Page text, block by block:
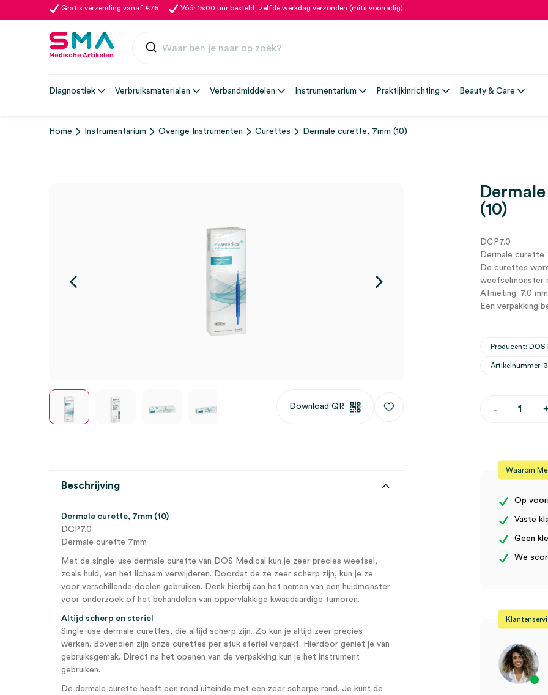
Gratis verzending vanaf €75 Vóór 15:00 uur besteld, zelfde werkdag verzonden (mits voorradig)
Diagnostiek Verbruiksmaterialen Verbandmiddelen Instrumentarium Praktijkinrichting Beauty & Care
Home Instrumentarium Overige Instrumenten Curettes Dermale curette, 7mm (10)
Download QR
(10)
DCP7.0
Dermale curette
De curettes
weefselmonster
Afmeting: 7.0
Een verpakking
Producent: DOS
Artikelnummer:
-Dermale
Beschrijving
Dermale curette, 7mm (10)
DCP7.0
Dermale curette 7mm
Met de single-use dermale curette van DOS Medical kun je zeer precies weefsel,
zoals huid, van het lichaam verwijderen. Doordat de ze zeer scherp zijn, kun je ze
voor verschillende doelen gebruiken. Denk hierbij aan het nemen van een huidmonster
voor onderzoek of het behandelen van oppervlakkige kwaadaardige tumoren.
Altijd scherp en steriel
Single-use dermale curettes, die altijd scherp zijn. Zo kun je altijd zeer precies
werken. Bovendien zijn onze curettes per stuk steriel verpakt. Hierdoor geniet je van
gebruiksgemak. Direct na het openen van de verpakking kun je het instrument
gebruiken.
De dermale curette heeft een rond uiteinde met een zeer scherpe rand. Je kunt de
Waarom
Op
Vaste
Geen
We